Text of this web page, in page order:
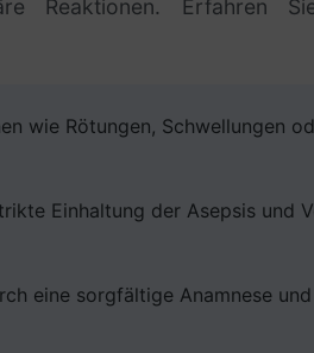
Reaktionen. Erfahren
wie Rötungen, Schwellungen
Einhaltung der Asepsis und
eine sorgfältige Anamnese